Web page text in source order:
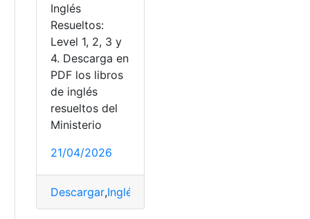
Inglés
Resueltos:
Level 1, 2, 3 y
4. Descarga en
PDF los libros
de inglés
resueltos del
Ministerio
21/04/2026
Descargar,Inglés